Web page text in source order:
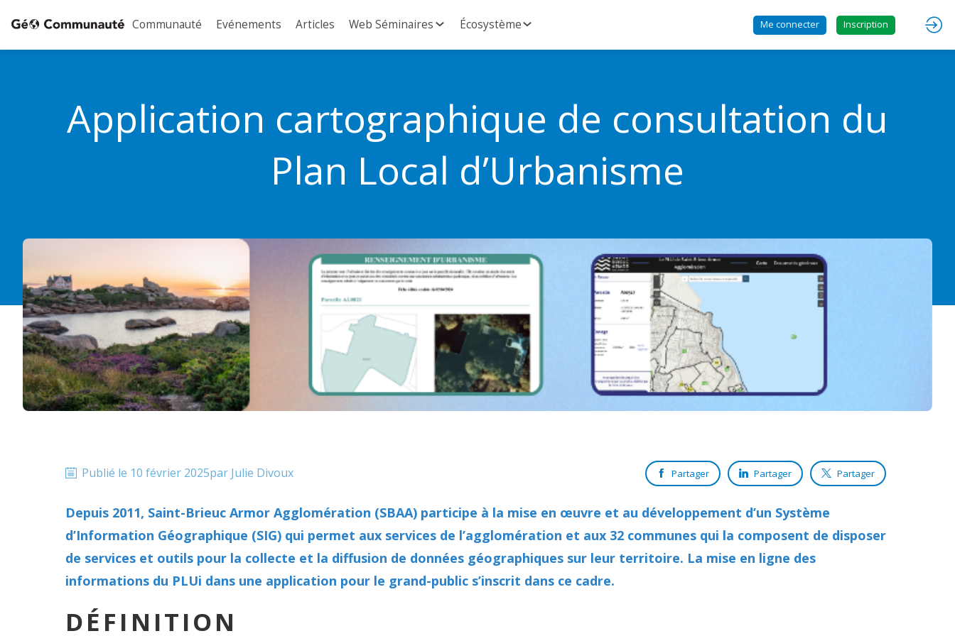
Communauté Evénements Articles Web Séminaires Écosystème Me connecter Inscription
Application cartographique de consultation du
Plan Local d’Urbanisme
Publié le 10 février 2025par Julie Divoux Partager Partager Partager
Depuis 2011, Saint-Brieuc Armor Agglomération (SBAA) participe à la mise en œuvre et au développement d’un Système
d’Information Géographique (SIG) qui permet aux services de l’agglomération et aux 32 communes qui la composent de disposer
de services et outils pour la collecte et la diffusion de données géographiques sur leur territoire. La mise en ligne des
informations du PLUi dans une application pour le grand-public s’inscrit dans ce cadre.
DÉFINITION